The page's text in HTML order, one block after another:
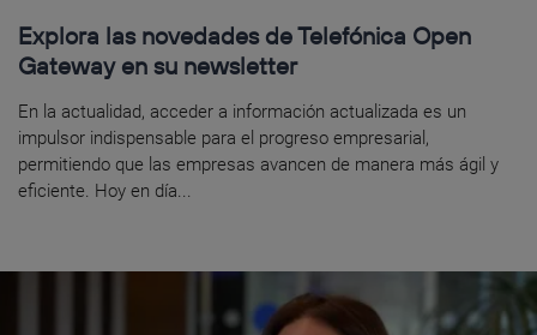
Explora las novedades de Telefónica Open
Gateway en su newsletter
En la actualidad, acceder a información actualizada es un
impulsor indispensable para el progreso empresarial,
permitiendo que las empresas avancen de manera más ágil y
eficiente. Hoy en día...